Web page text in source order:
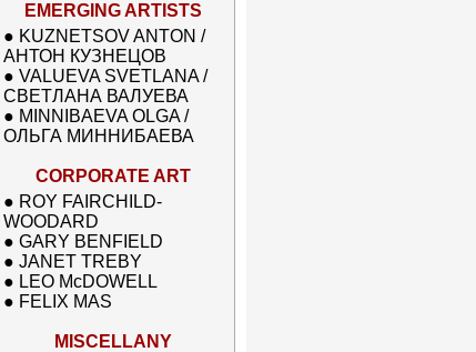
EMERGING ARTISTS
● KUZNETSOV ANTON /
АНТОН КУЗНЕЦОВ
● VALUEVA SVETLANA /
СВЕТЛАНА ВАЛУЕВА
● MINNIBAEVA OLGA /
ОЛЬГА МИННИБАЕВА
CORPORATE ART
● ROY FAIRCHILD-
WOODARD
● GARY BENFIELD
● JANET TREBY
● LEO McDOWELL
● FELIX MAS
MISCELLANY